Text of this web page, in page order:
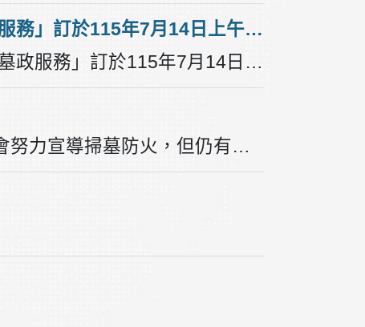
《重要公告》「高雄市殯葬管理處殯葬資訊服務網_墓政服務」訂於115年7月14日上午08:00正式上線啟用。
本處殯葬資訊網站「高雄市殯葬管理處殯葬資訊服務網_墓政服務」訂於115年7月14日上午08:00正式上線啟用，屆時舊網站「高雄市墓政便民服務網」及「大高雄墓政資訊業務系統」將下線停用。為本處「殯葬資訊服務網_墓政服務」及「殯葬資訊系統_墓政業務」虛擬主機進行墓政系統上線前資料移轉作業，預計於115年7月13日17:30-22:00停機，進行資料庫更新作業，屆時殯葬資訊服務網(包含線上預訂系統、電子輓聯系統、殯葬設施使用查詢...等)及本處內部殯葬資訊系統將暫停使用，造成不便，敬請見諒。「高雄市殯葬管理處殯葬資訊服務網」網址為https://funeral.kcg.gov.tw/Kcgwebsite/Frontend/Default.aspx，將於115年7月14日上午08:00啟用墓政服務，請民眾多加利用。
🔥 【守護思念，不留火煙」】每年清明節前後，市府都會努力宣導掃墓防火，但仍有民眾掃墓後未撲滅火種即離開，進而引發火災。因此再次提醒大家，掃墓時務必牢記 「4不1要」口訣： 不任意燒雜草 不燃燒紙錢 不隨意丟菸蒂 不燃放爆竹煙火 垃圾要帶走💖清明緬懷先人之際，愛護我們的祖先，也請一起守護山林與環境安全，留下美好環境，讓祖先安心。